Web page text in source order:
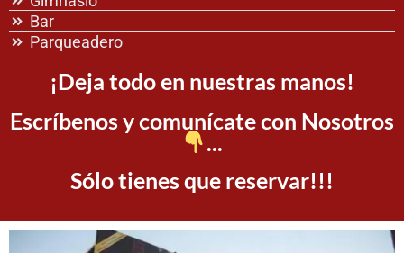
Bar
Parqueadero
¡Deja todo en nuestras manos!
Escríbenos y comunícate con Nosotros
...
Sólo tienes que reservar!!!